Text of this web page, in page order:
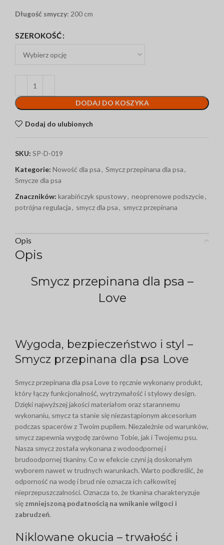
Długość smyczy: 200 cm
SZEROKOŚĆ
DODAJ DO KOSZYKA
Dodaj do ulubionych
SKU: SP-D-019
Kategorie: Nowość dla psa, Smycz przepinana dla psa,
Smycze dla psa
Znaczników: karabińczyk spustowy, neoprenowe podszycie,
potrójna regulacja, smycz dla psa, smycz przepinana
Opis
Opis
Smycz przepinana dla psa –
Love
Wygoda, bezpieczeństwo i styl –
Smycz przepinana dla psa Love
Smycz przepinana dla psa Love to ręcznie wykonany produkt,
który łączy funkcjonalność, wytrzymałość i stylowy design.
Dzięki najwyższej jakości materiałom oraz starannemu
wykonaniu, smycz ta stanie się niezastąpionym akcesorium
podczas spacerów z Twoim pupilem. Niezależnie od warunków,
smycz zapewnia wygodę zarówno Tobie, jak i Twojemu psu.
Nasza smycz została wykonana z wodoodpornej i
brudoodpornej tkaniny. Co w efekcie czyni ją doskonałym
wyborem nawet w trudnych warunkach. Warto podkreślić, że
odporność na wodę i brud nie oznacza ich całkowitej
nieprzepuszczalności. Oznacza to, że tkanina charakteryzuje
się zmniejszoną podatnością na wnikanie wilgoci i
zabrudzeń.
Niklowane okucia – trwałość i